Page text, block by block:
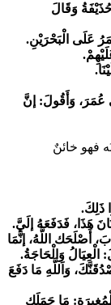
وَقَالَ
عَلَى الْبَحْرَيْنِ.
عُمَرَ، وَأَقُولَ: إنَّ
فهو خائنٌ
ذَلِكَ.
هَذَا، فَدَفَعَهُ إلَيَّ.
أَصْلَحَك اللَّهُ، إنَّمَا
وَالْحَاجَةُ.
وَاَللَّهِ مَا دَفَعَ
مَا حَمَلَك